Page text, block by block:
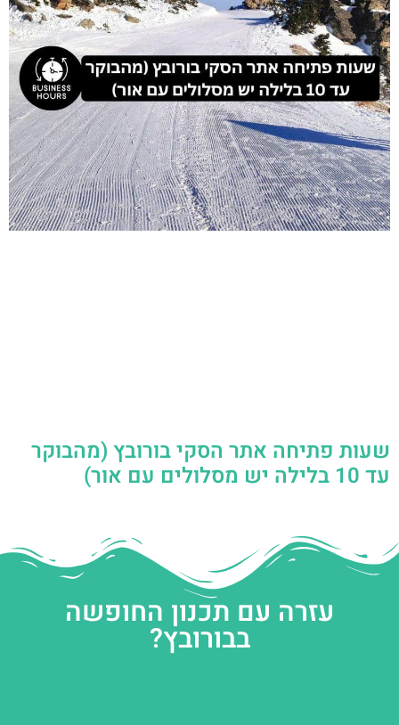
שעות פתיחה אתר הסקי בורובץ (מהבוקר
עד 10 בלילה יש מסלולים עם אור)
עזרה עם תכנון החופשה
בבורובץ?